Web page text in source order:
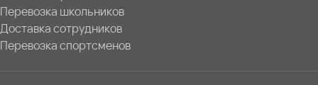
Перевозка школьников
Доставка сотрудников
Перевозка спортсменов